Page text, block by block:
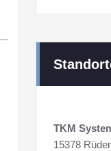
TKM
15378